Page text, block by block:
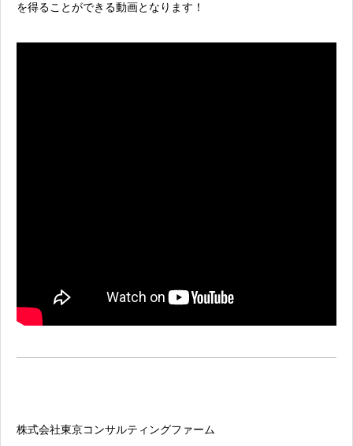
を得ることができる動画となります！
株式会社東京コンサルティングファーム